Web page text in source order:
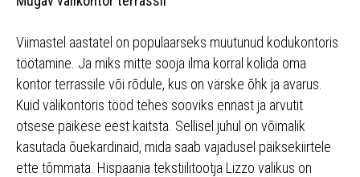
Viimastel aastatel on populaarseks muutunud kodukontoris
töötamine. Ja miks mitte sooja ilma korral kolida oma
kontor terrassile või rõdule, kus on värske õhk ja avarus.
Kuid välikontoris tööd tehes sooviks ennast ja arvutit
otsese päikese eest kaitsta. Sellisel juhul on võimalik
kasutada õuekardinaid, mida saab vajadusel päiksekiirtele
ette tõmmata. Hispaania tekstiilitootja Lizzo valikus on